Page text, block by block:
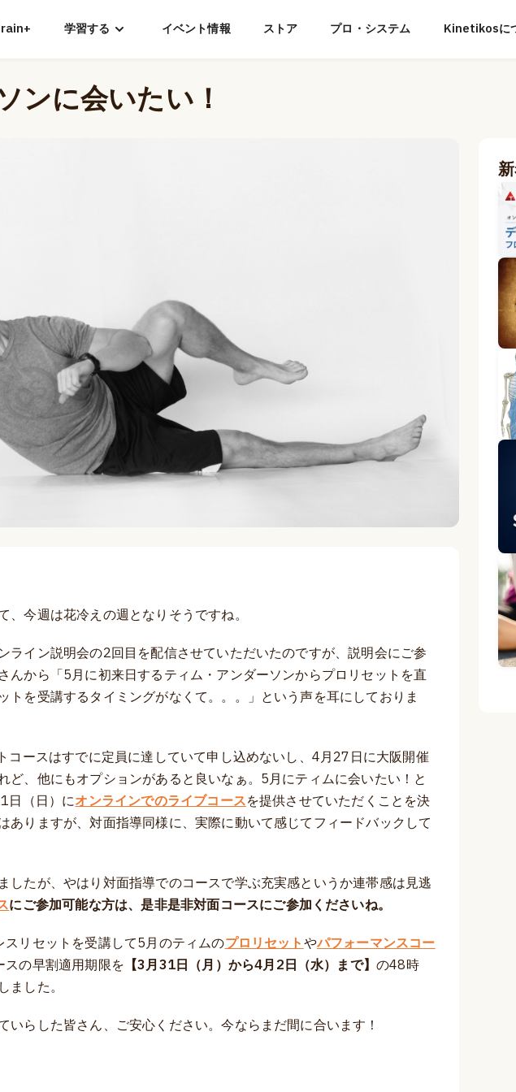
学習する イベント情報 ストア プロ・システム Kinetikosに
ンに会いたい！
今週は花冷えの週となりそうですね。
ライン説明会の2回目を配信させていただいたのですが、説明会にご参
んから「5月に初来日するティム・アンダーソンからプロリセットを直
トを受講するタイミングがなくて。。。」という声を耳にしておりま
ースはすでに定員に達していて申し込めないし、4月27日に大阪開催
ど、他にもオプションがあると良いなぁ。5月にティムに会いたい！と
日（日）にオンラインでのライブコースを提供させていただくことを決
ありますが、対面指導同様に、実際に動いて感じてフィードバックして
したが、やはり対面指導でのコースで学ぶ充実感というか連帯感は見逃
にご参加可能な方は、是非是非対面コースにご参加くださいね。
リセットを受講して5月のティムのプロリセットやパフォーマンスコー
の早割適用期限を 【3月31日（月）から4月2日（水）まで】の48時
した。
いらした皆さん、ご安心ください。今ならまだ間に合います！